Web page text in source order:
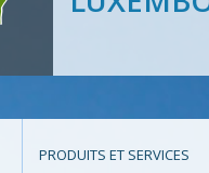
PRODUITS ET SERVICES